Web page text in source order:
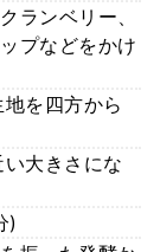
ランベリー、
プなどをかけ
を四方から
大きさにな
)